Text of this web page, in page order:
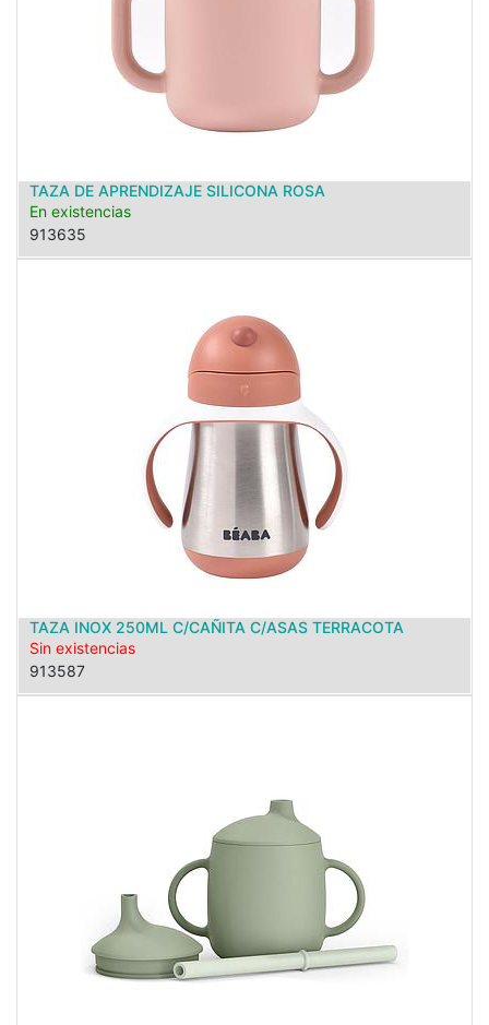
TAZA DE APRENDIZAJE SILICONA ROSA
En existencias
913635
TAZA INOX 250ML C/CAÑITA C/ASAS TERRACOTA
Sin existencias
913587